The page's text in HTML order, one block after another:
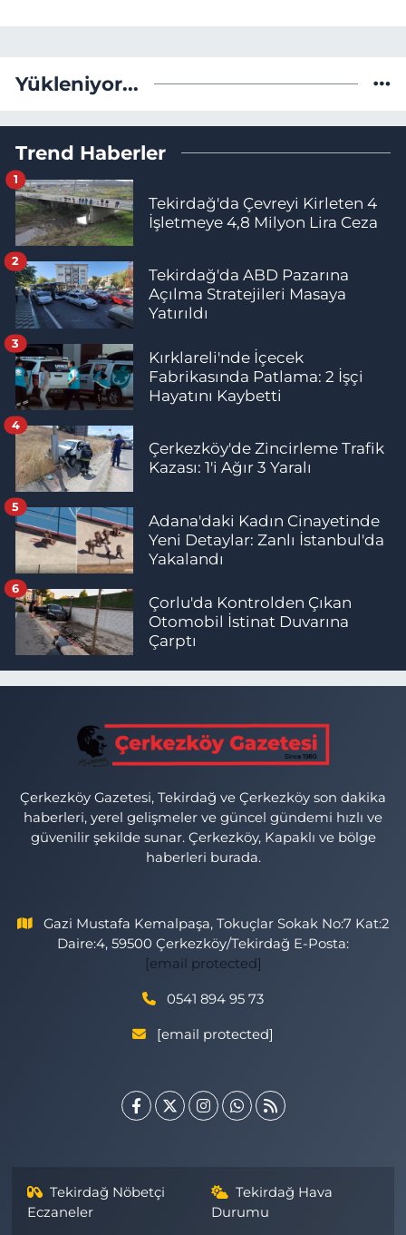
Yükleniyor...
Trend Haberler
Tekirdağ'da Çevreyi Kirleten 4
İşletmeye 4,8 Milyon Lira Ceza
1
Tekirdağ'da ABD Pazarına
Açılma Stratejileri Masaya
Yatırıldı
2
Kırklareli'nde İçecek
Fabrikasında Patlama: 2 İşçi
Hayatını Kaybetti
3
Çerkezköy'de Zincirleme Trafik
Kazası: 1'i Ağır 3 Yaralı
4
Adana'daki Kadın Cinayetinde
Yeni Detaylar: Zanlı İstanbul'da
Yakalandı
5
Çorlu'da Kontrolden Çıkan
Otomobil İstinat Duvarına
Çarptı
6
Çerkezköy Gazetesi, Tekirdağ ve Çerkezköy son dakika
haberleri, yerel gelişmeler ve güncel gündemi hızlı ve
güvenilir şekilde sunar. Çerkezköy, Kapaklı ve bölge
haberleri burada.
Gazi Mustafa Kemalpaşa, Tokuçlar Sokak No:7 Kat:2
Daire:4, 59500 Çerkezköy/Tekirdağ E-Posta:
[email protected]
0541 894 95 73
[email protected]
Tekirdağ Nöbetçi
Eczaneler
Tekirdağ Hava
Durumu